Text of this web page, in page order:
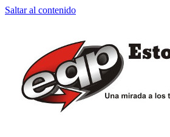
Saltar al contenido